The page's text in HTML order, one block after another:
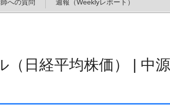
への質問 週報（Weeklyレポート）
（日経平均株価） | 中源